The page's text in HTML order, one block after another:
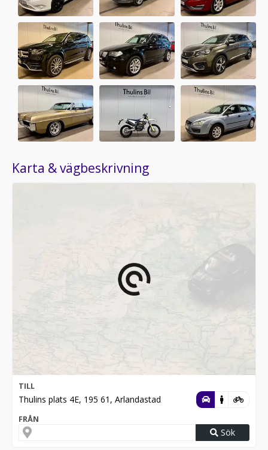
Karta & vägbeskrivning
TILL
Thulins plats 4E, 195 61, Arlandastad
FRÅN
Sök